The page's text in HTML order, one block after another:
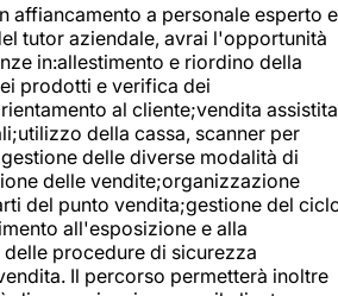
affiancamento a personale esperto e
tutor aziendale, avrai l'opportunità
in:allestimento e riordino della
prodotti e verifica dei
al cliente;vendita assistita
della cassa, scanner per
delle diverse modalità di
delle vendite;organizzazione
del punto vendita;gestione del
all'esposizione e alla
procedure di sicurezza
Il percorso permetterà inoltre